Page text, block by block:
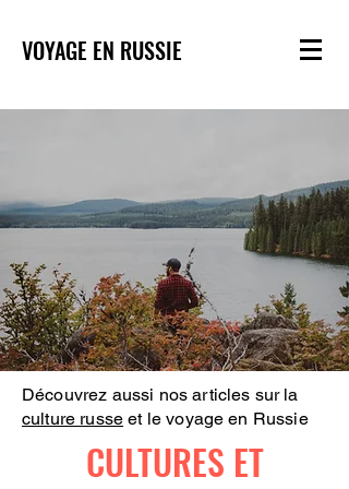
VOYAGE EN RUSSIE
Découvrez aussi nos articles sur la
culture russe et le voyage en Russie
CULTURES ET